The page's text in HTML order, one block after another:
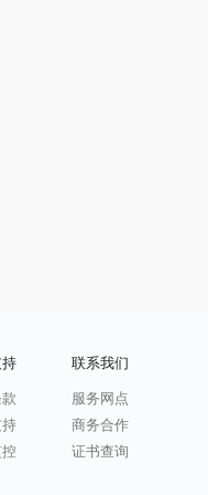
联系我们
服务网点
商务合作
证书查询